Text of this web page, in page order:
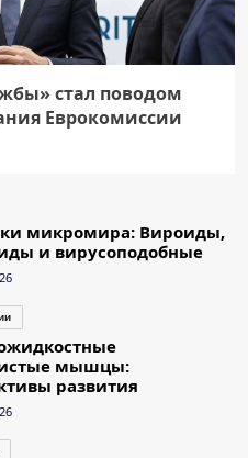
стал поводом
Еврокомиссии
микромира: Вироиды,
и вирусоподобные
мышцы:
развития